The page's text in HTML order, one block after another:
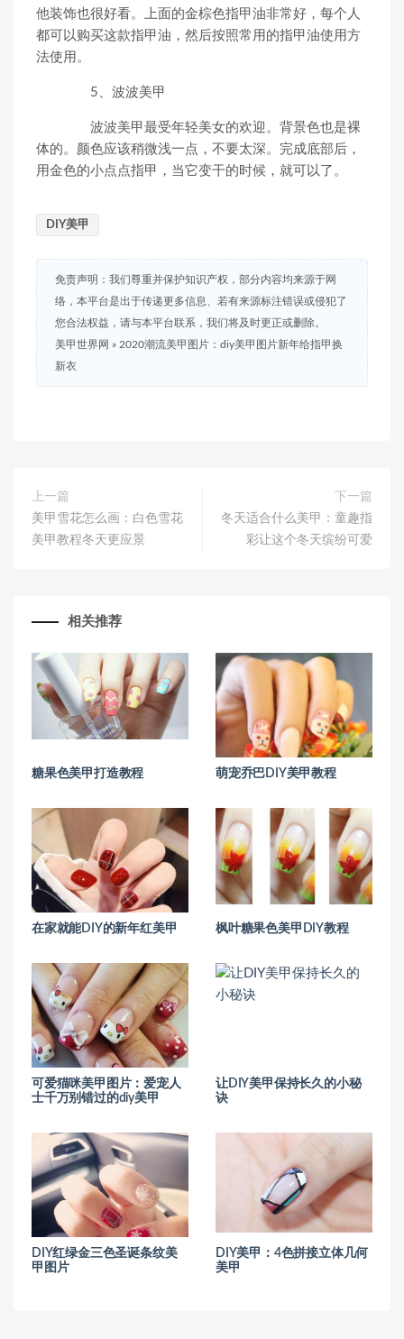
他装饰也很好看。上面的金棕色指甲油非常好，每个人
都可以购买这款指甲油，然后按照常用的指甲油使用方
法使用。
5、波波美甲
波波美甲最受年轻美女的欢迎。背景色也是裸
体的。颜色应该稍微浅一点，不要太深。完成底部后，
用金色的小点点指甲，当它变干的时候，就可以了。
DIY美甲
免责声明：我们尊重并保护知识产权，部分内容均来源于网
络，本平台是出于传递更多信息、若有来源标注错误或侵犯了
您合法权益，请与本平台联系，我们将及时更正或删除。
美甲世界网 » 2020潮流美甲图片：diy美甲图片新年给指甲换
新衣
上一篇
美甲雪花怎么画：白色雪花
美甲教程冬天更应景
下一篇
冬天适合什么美甲：童趣指
彩让这个冬天缤纷可爱
相关推荐
糖果色美甲打造教程 萌宠乔巴DIY美甲教程
在家就能DIY的新年红美甲 枫叶糖果色美甲DIY教程
可爱猫咪美甲图片：爱宠人
士千万别错过的diy美甲
让DIY美甲保持长久的小秘
诀
DIY红绿金三色圣诞条纹美
甲图片
DIY美甲：4色拼接立体几何
美甲